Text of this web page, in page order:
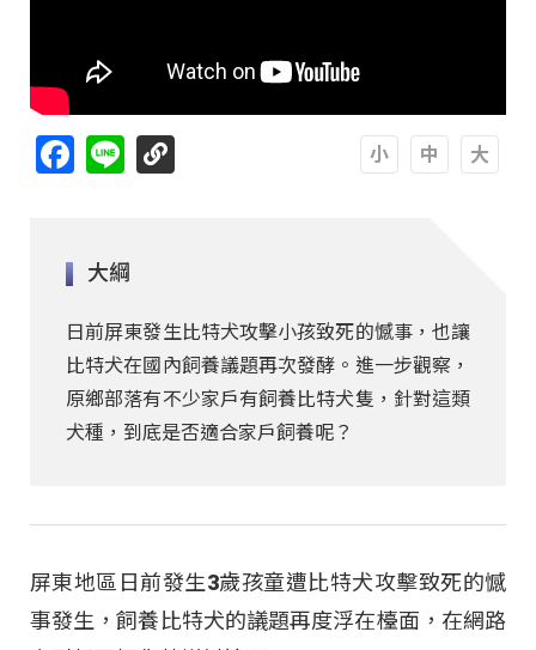
Facebook
Line
大綱
日前屏東發生比特犬攻擊小孩致死的憾事，也讓
比特犬在國內飼養議題再次發酵。進一步觀察，
原鄉部落有不少家戶有飼養比特犬隻，針對這類
犬種，到底是否適合家戶飼養呢？
屏東地區日前發生3歲孩童遭比特犬攻擊致死的憾
事發生，飼養比特犬的議題再度浮在檯面，在網路